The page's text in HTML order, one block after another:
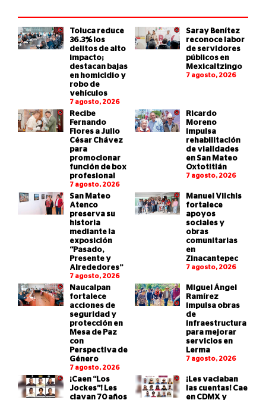
Toluca reduce
36.3% los
delitos de alto
impacto;
destacan bajas
en homicidio y
robo de
vehículos
7 agosto, 2026
Saray Benítez
reconoce labor
de servidores
públicos en
Mexicaltzingo
7 agosto, 2026
Recibe
Fernando
Flores a Julio
César Chávez
para
promocionar
función de box
profesional
7 agosto, 2026
Ricardo
Moreno
impulsa
rehabilitación
de vialidades
en San Mateo
Oxtotitlán
7 agosto, 2026
San Mateo
Atenco
preserva su
historia
mediante la
exposición
“Pasado,
Presente y
Alrededores”
7 agosto, 2026
Manuel Vilchis
fortalece
apoyos
sociales y
obras
comunitarias
en
Zinacantepec
7 agosto, 2026
Naucalpan
fortalece
acciones de
seguridad y
protección en
Mesa de Paz
con
Perspectiva de
Género
7 agosto, 2026
Miguel Ángel
Ramírez
impulsa obras
de
infraestructura
para mejorar
servicios en
Lerma
7 agosto, 2026
¡Caen “Los
Jockes”! Les
clavan 70 años
¡Les vaciaban
las cuentas! Cae
en CDMX y